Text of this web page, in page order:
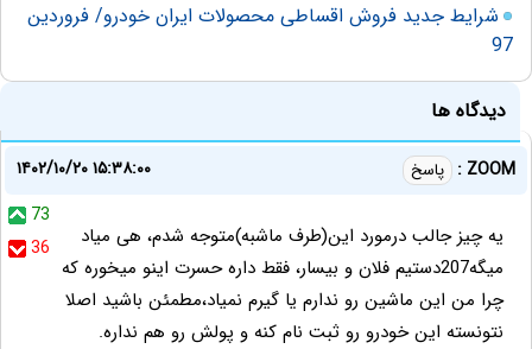
شرایط جدید فروش اقساطی محصولات ایران خودرو/ فروردین
97
دیدگاه ها
ZOOM : پاسخ
۱۴۰۲/۱۰/۲۰ ۱۵:۳۸:۰۰
73
36
یه چیز جالب درمورد این(طرف ماشبه)متوجه شدم، هی میاد
میگه207دستیم فلان و بیسار، فقط داره حسرت اینو میخوره که
چرا من این ماشین رو ندارم یا گیرم نمیاد،مطمئن باشید اصلا
نتونسته این خودرو رو ثبت نام کنه و پولش رو هم نداره.